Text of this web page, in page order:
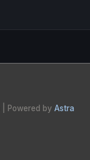
| Powered by Astra